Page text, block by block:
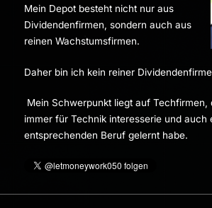
Mein Depot besteht nicht nur aus
Dividendenfirmen, sondern auch aus
reinen Wachstumsfirmen.
Daher bin ich kein reiner
Mein Schwerpunkt liegt auf Techfirmen,
immer für Technik interesserie und auch
entsprechenden Beruf gelernt habe.